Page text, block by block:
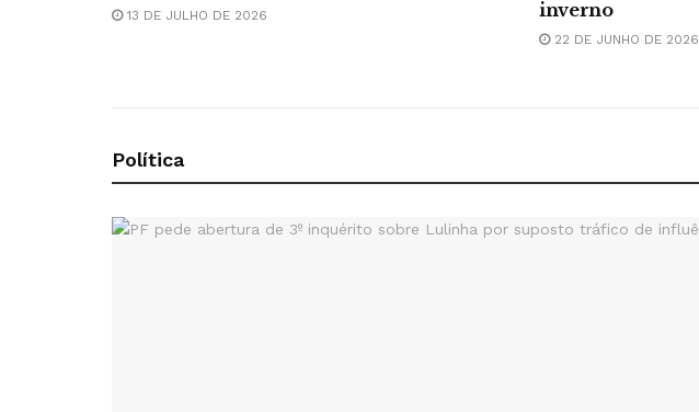
13 DE JULHO DE 2026
inverno
22 DE JUNHO DE 2026
Política